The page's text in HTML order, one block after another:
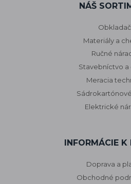
NÁŠ
Materiály a
Ručné
Stavebníctvo a
Meracia
Elektrické
INFORMÁCIE
Doprava a
Obchodné